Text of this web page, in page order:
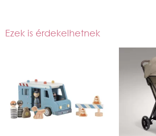
Ezek is érdekelhetnek